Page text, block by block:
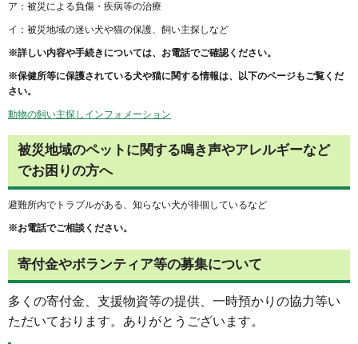
ア：被災による負傷・疾病等の治療
イ：被災地域の迷い犬や猫の保護、飼い主探しなど
※詳しい内容や手続きについては、お電話でご確認ください。
※保健所等に保護されている犬や猫に関する情報は、以下のページもご覧くだ
さい。
動物の飼い主探しインフォメーション
被災地域のペットに関する鳴き声やアレルギーなど
でお困りの方へ
避難所内でトラブルがある、知らない犬が徘徊しているなど
※お電話でご相談ください。
寄付金やボランティア等の募集について
多くの寄付金、支援物資等の提供、一時預かりの協力等い
ただいております。ありがとうございます。